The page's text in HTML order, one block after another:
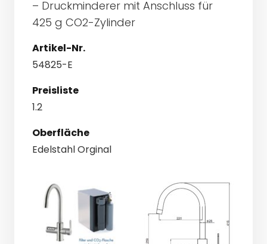
– Druckminderer mit Anschluss für
425 g CO2-Zylinder
Artikel-Nr.
54825-E
Preisliste
1.2
Oberfläche
Edelstahl Orginal